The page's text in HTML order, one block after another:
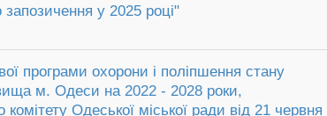
у 2025 році"
програми охорони і поліпшення стану
м. Одеси на 2022 - 2028 роки,
Одеської міської ради від 21 червня